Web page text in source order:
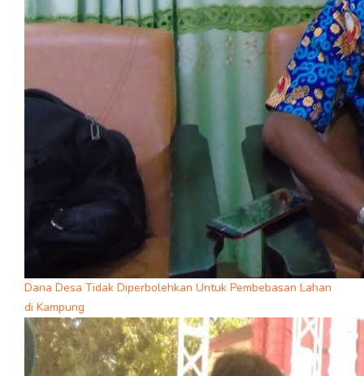
Dana Desa Tidak Diperbolehkan Untuk Pembebasan Lahan
di Kampung